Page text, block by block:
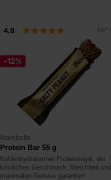
-12%
Barebells
Protein Bar 55 g
Kohlenhydratarmer Proteinriegel, der
köstlichen Geschmack, Weichheit und
maximalen Genuss garantiert.
4,8